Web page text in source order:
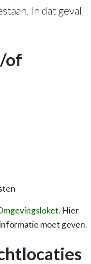
In dat geval
of
. Hier
moet geven.